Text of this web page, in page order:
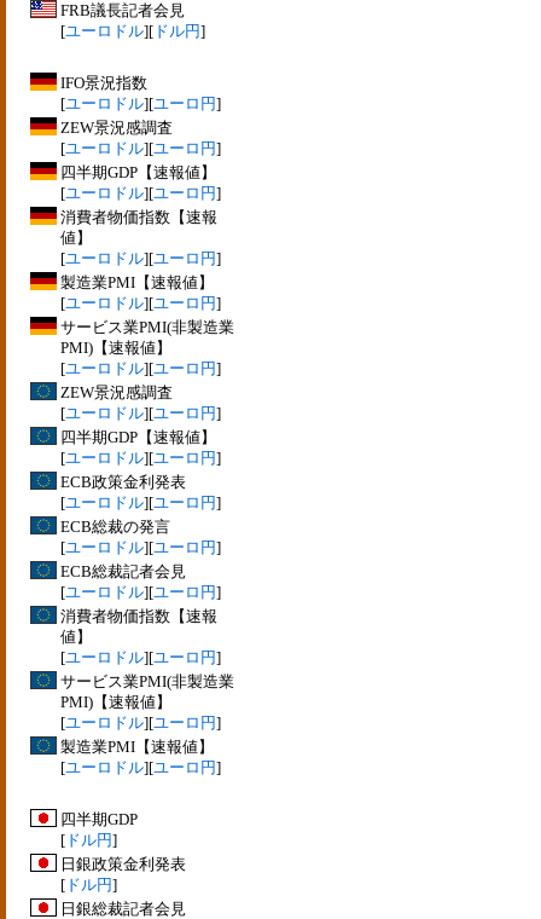
FRB議長記者会見
[ユーロドル][ ドル円]
IFO景況指数
[ユーロドル][ユーロ円]
ZEW景況感調査
[ユーロドル][ユーロ円]
四半期GDP【速報値】
[ユーロドル][ユーロ円]
消費者物価指数【速報
値】
[ユーロドル][ユーロ円]
製造業PMI【速報値】
[ユーロドル][ユーロ円]
サービス業PMI(非製造業
PMI)【速報値】
[ユーロドル][ユーロ円]
ZEW景況感調査
[ユーロドル][ユーロ円]
四半期GDP【速報値】
[ユーロドル][ユーロ円]
ECB政策金利発表
[ユーロドル][ユーロ円]
ECB総裁の発言
[ユーロドル][ユーロ円]
ECB総裁記者会見
[ユーロドル][ユーロ円]
消費者物価指数【速報
値】
[ユーロドル][ユーロ円]
サービス業PMI(非製造業
PMI)【速報値】
[ユーロドル][ユーロ円]
製造業PMI【速報値】
[ユーロドル][ユーロ円]
四半期GDP
[ ドル円]
日銀政策金利発表
[ ドル円]
日銀総裁記者会見